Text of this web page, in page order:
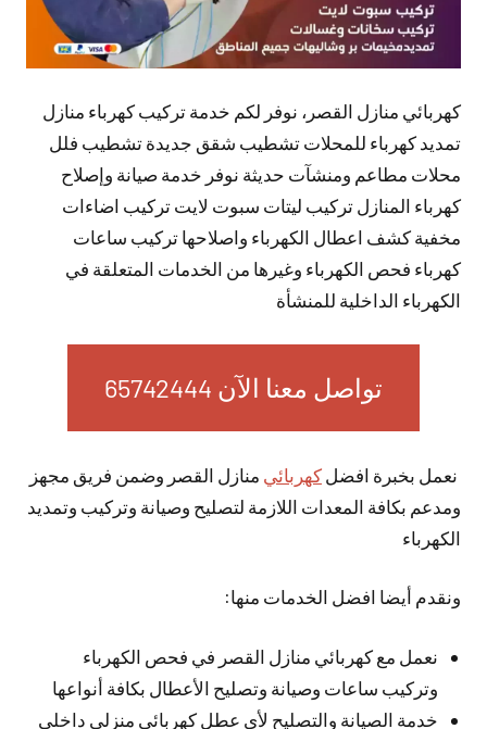
كهربائي منازل القصر، نوفر لكم خدمة تركيب كهرباء منازل
تمديد كهرباء للمحلات تشطيب شقق جديدة تشطيب فلل
محلات مطاعم ومنشآت حديثة نوفر خدمة صيانة وإصلاح
كهرباء المنازل تركيب ليتات سبوت لايت تركيب اضاءات
مخفية كشف اعطال الكهرباء واصلاحها تركيب ساعات
كهرباء فحص الكهرباء وغيرها من الخدمات المتعلقة في
الكهرباء الداخلية للمنشأة
تواصل معنا الآن 65742444
نعمل بخبرة افضل كهربائي منازل القصر وضمن فريق مجهز
ومدعم بكافة المعدات اللازمة لتصليح وصيانة وتركيب وتمديد
الكهرباء
ونقدم أيضا افضل الخدمات منها:
نعمل مع كهربائي منازل القصر في فحص الكهرباء
وتركيب ساعات وصيانة وتصليح الأعطال بكافة أنواعها
خدمة الصيانة والتصليح لأي عطل كهربائي منزلي داخلي